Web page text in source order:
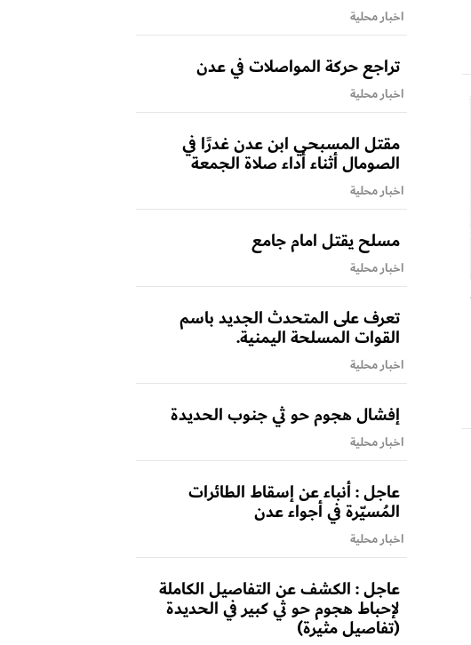
اخبار محلية
تراجع حركة المواصلات في عدن
اخبار محلية
مقتل المسبحي ابن عدن غدرًا في
الصومال أثناء أداء صلاة الجمعة
اخبار محلية
مسلح يقتل امام جامع
اخبار محلية
تعرف على المتحدث الجديد باسم
القوات المسلحة اليمنية.
اخبار محلية
إفشال هجوم حو ثي جنوب الحديدة
اخبار محلية
عاجل : أنباء عن إسقاط الطائرات
المُسيّرة في أجواء عدن
اخبار محلية
عاجل : الكشف عن التفاصيل الكاملة
لإحباط هجوم حو ثي كبير في الحديدة
(تفاصيل مثيرة)